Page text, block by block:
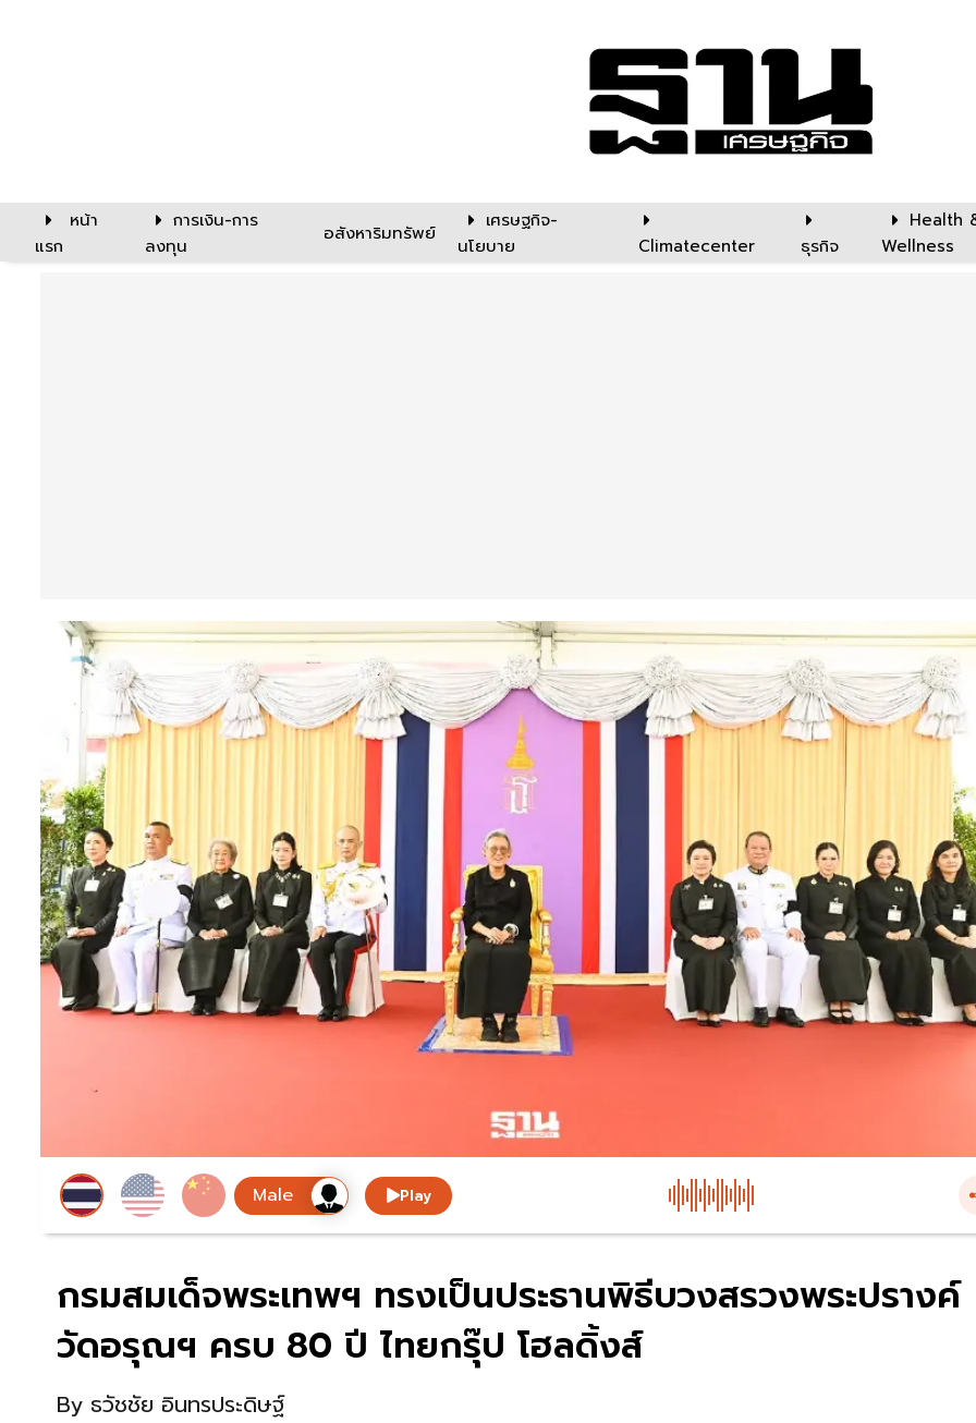
หน้า
แรก
การเงิน-การ
ลงทุน
อสังหาริมทรัพย์
เศรษฐกิจ-
นโยบาย
Climatecenter ธุรกิจ
Health
Wellness
Play
กรมสมเด็จพระเทพฯ ทรงเป็นประธานพิธีบวงสรวงพระปรางค์
วัดอรุณฯ ครบ 80 ปี ไทยกรุ๊ป โฮลดิ้งส์
By ธวัชชัย อินทรประดิษฐ์